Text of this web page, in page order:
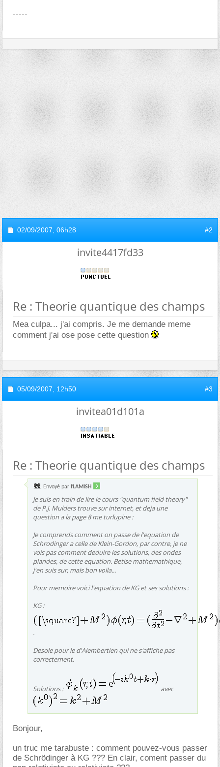
-----
02/09/2007, 06h28 #2
invite4417fd33
Re : Theorie quantique des champs
Mea culpa... j'ai compris. Je me demande meme
comment j'ai ose pose cette question
05/09/2007, 12h50 #3
invitea01d101a
Re : Theorie quantique des champs
Envoyé par fLAMISH
Je suis en train de lire le cours "quantum field theory"
de P.J. Mulders trouve sur internet, et deja une
question a la page 8 me turlupine :
Je comprends comment on passe de l'equation de
Schrodinger a celle de Klein-Gordon, par contre, je ne
vois pas comment deduire les solutions, des ondes
plandes, de cette equation. Betise mathemathique,
j'en suis sur, mais bon voila...
Pour memoire voici l'equation de KG et ses solutions :
KG :
.
Desole pour le d'Alembertien qui ne s'affiche pas
correctement.
Solutions : avec
Bonjour,
un truc me tarabuste : comment pouvez-vous passer
de Schrödinger à KG ??? En clair, coment passer du